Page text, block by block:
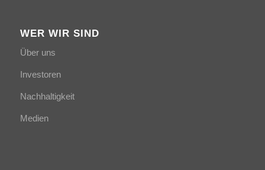
WER WIR SIND
Über uns
Investoren
Nachhaltigkeit
Medien